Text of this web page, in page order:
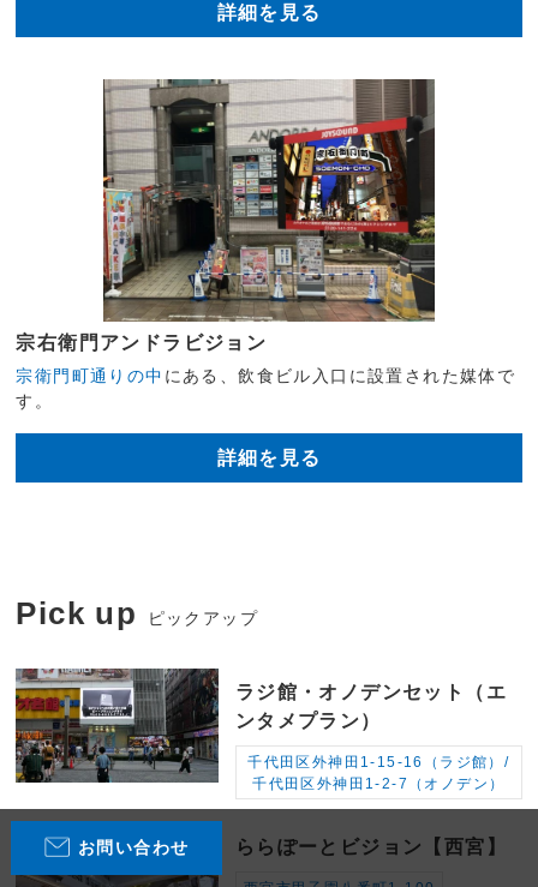
詳細を見る
宗右衛門アンドラビジョン
宗衛門町通りの中 にある、飲食ビル入口に設置された媒体で
す。
詳細を見る
Pick up ピックアップ
ラジ館・オノデンセット（エ
ンタメプラン）
千代田区外神田1-15-16（ラジ館）/
千代田区外神田1-2-7（オノデン）
ららぽーとビジョン【西宮】
お問い合わせ